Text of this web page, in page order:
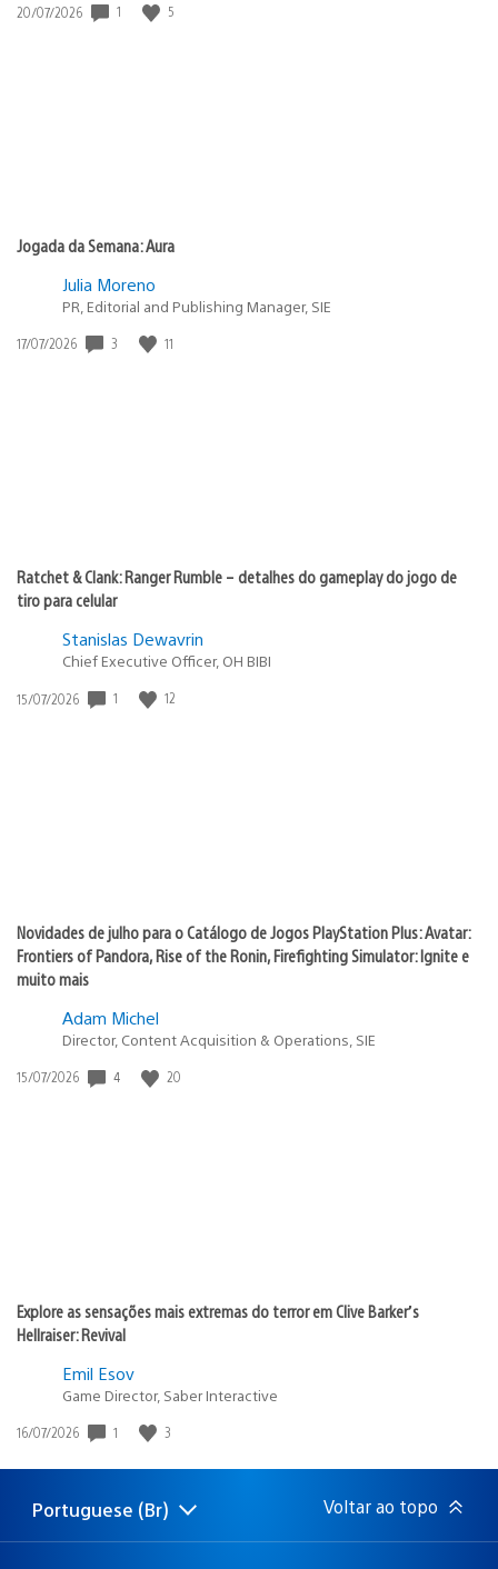
Data
20/07/2026 1 5
Jogada da Semana: Aura
Julia Moreno
PR, Editorial and Publishing Manager, SIE
Data
17/07/2026 3 11
Ratchet & Clank: Ranger Rumble – detalhes do gameplay do jogo de
tiro para celular
Stanislas Dewavrin
Chief Executive Officer, OH BIBI
Data
15/07/2026 1 12
Novidades de julho para o Catálogo de Jogos PlayStation Plus: Avatar:
Frontiers of Pandora, Rise of the Ronin, Firefighting Simulator: Ignite e
muito mais
Adam Michel
Director, Content Acquisition & Operations, SIE
Data
15/07/2026 4 20
Explore as sensações mais extremas do terror em Clive Barker’s
Hellraiser: Revival
Emil Esov
Game Director, Saber Interactive
Data
publicação:
16/07/2026 1 3
Selecione
uma
Região
atual:
Portuguese (Br) Voltar ao topo